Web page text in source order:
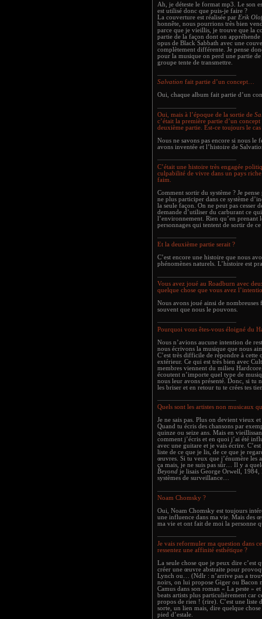
Ah, je déteste le format mp3. Le son
est utilisé donc que puis-je faire ?
La couverture est réalisée par Erik
honnête, nous pourrions très bien
parce que je vieillis, je trouve que la
partie de la façon dont on
opus de Black Sabbath avec une
complètement différente. Je pense
pour la musique on perd une partie
groupe tente de transmettre.
Salvation fait partie d’un concept…
Oui, chaque album fait partie d’un
Oui, mais à l’époque de la sortie de
c’était la première partie d’un
deuxième partie. Est-ce toujours le cas
Nous ne savons pas encore si nous le
avons inventée et l’histoire de
C’était une histoire très engagée
culpabilité de vivre dans un pays
faim.
Comment sortir du système ? Je
ne plus participer dans ce système
la seule façon. On ne peut pas cesser
demande d’utiliser du carburant ce
l’environnement. Rien qu’en prenant
personnages qui tentent de sortir de
Et la deuxième partie serait ?
C’est encore une histoire que nous
phénomènes naturels. L’histoire est
Vous avez joué au Roadburn avec
quelque chose que vous avez
Nous avons joué ainsi de nombreuses
souvent que nous le pouvons.
Pourquoi vous êtes-vous éloigné du
Nous n’avions aucune intention de
nous écrivons la musique que nous
C’est très difficile de répondre à cette
extérieur. Ce qui est très bien avec
membres viennent du milieu
écoutent n’importe quel type de
nous leur avons présenté. Donc, si tu
les briser et en retour tu te crées tes
Quels sont les artistes non musicaux
Je ne sais pas. Plus on devient vieux
Quand tu écris des chansons par
quinze ou seize ans. Mais en
comment j’écris et en quoi j’ai été
avec une guitare et je vais écrire.
liste de ce que je lis, de ce que je
œuvres. Si tu veux que j’énumère les
ça mais, je ne suis pas sûr… Il y a
Beyond je lisais George Orwell,
systèmes de surveillance…
Noam Chomsky ?
Oui, Noam Chomsky est toujours
une influence dans ma vie. Mais des
ma vie et ont fait de moi la personne
Je vais reformuler ma question dans
ressentez une affinité esthétique ?
La seule chose que je peux dire c’est
créer une œuvre abstraite pour
Lynch ou… (Ndlr : n’arrive pas a
noirs, on lui propose Giger ou Bacon
Camus dans son roman « La peste »
beats artists plus particulièrement car
propos de rien ! (rire). C’est une liste
sorte, un lien mais, dire quelque
pied d’estale.